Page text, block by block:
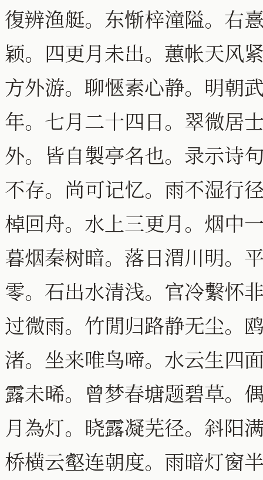
復辨渔艇。东惭梓潼隘。右
颖。四更月未出。蕙帐天风
方外游。聊愜素心静。明朝
年。七月二十四日。翠微居
外。皆自製亭名也。录示诗
不存。尚可记忆。雨不湿行
棹回舟。水上三更月。烟中
暮烟秦树暗。落日渭川明。
零。石出水清浅。官冷繫怀
过微雨。竹閒归路静无尘。
渚。坐来唯鸟啼。水云生四
露未晞。曾梦春塘题碧草。
月為灯。晓露凝芜径。斜阳
桥横云壑连朝度。雨暗灯窗